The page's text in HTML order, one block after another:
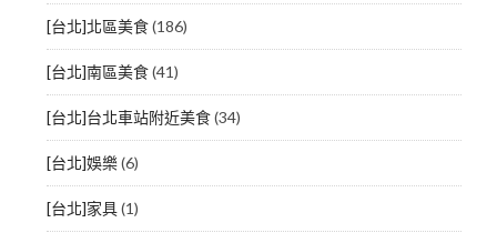
[台北]北區美食(186)
[台北]南區美食(41)
[台北]台北車站附近美食(34)
[台北]娛樂(6)
[台北]家具(1)